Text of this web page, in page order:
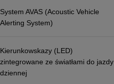
System AVAS (Acoustic Vehicle
Alerting System)
Kierunkowskazy (LED)
zintegrowane ze światłami do jazdy
dziennej